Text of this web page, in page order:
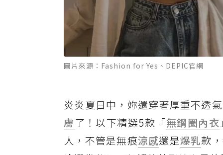
圖片來源：Fashion for Yes、DEPIC官網
炎炎夏日中，妳還穿著厚重不透
膚了！以下精選5款「無鋼圈內衣
人，不管是無痕涼感還是爆乳款